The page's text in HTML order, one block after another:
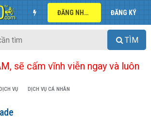
ĐĂNG NHẬP ĐĂNG KÝ
TÌM
sẽ cấm vĩnh viễn ngay và luôn
VỤ DỊCH VỤ CÁ NHÂN